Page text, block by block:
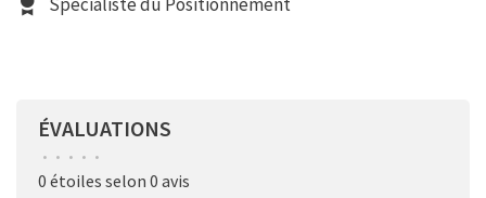
ÉVALUATIONS
• • • • •
0 étoiles selon 0 avis